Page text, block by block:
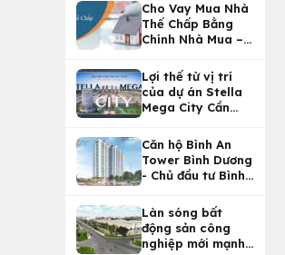
Cho Vay Mua Nhà
Thế Chấp Bằng
Chính Nhà Mua –
Nhà Tại
Vietcombank
Lợi thế từ vị trí
của dự án Stella
Mega City Cần
Căn hộ Bình An
Tower Bình Dương
- Chủ đầu tư Bình
Làn sóng bất
động sản công
nghiệp mới mạnh